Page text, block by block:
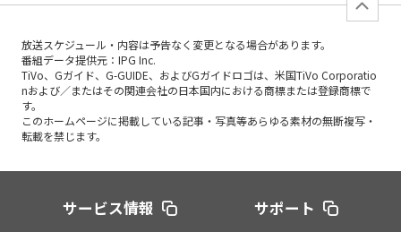
放送スケジュール・内容は予告なく変更となる場合があります。
番組データ提供元：IPG Inc.
TiVo、Gガイド、G-GUIDE、およびGガイドロゴは、米国TiVo Corporatio
nおよび／またはその関連会社の日本国内における商標または登録商標で
す。
このホームページに掲載している記事・写真等あらゆる素材の無断複写・
転載を禁じます。
サービス情報
サポート